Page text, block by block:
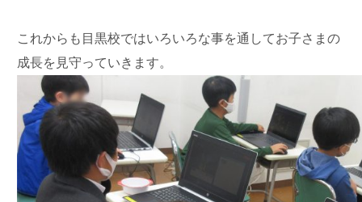
これからも目黒校ではいろいろな事を通してお子さまの
成長を見守っていきます。